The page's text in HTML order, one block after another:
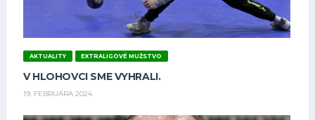
AKTUALITY EXTRALIGOVÉ MUŽSTVO
V HLOHOVCI SME VYHRALI.
19. FEBRUÁRA 2024